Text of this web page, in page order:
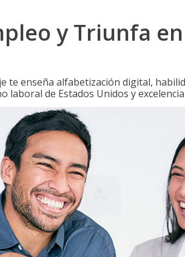
y Triunfa
te enseña alfabetización digital,
de Estados Unidos y